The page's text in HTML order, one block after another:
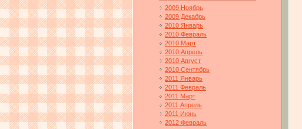
2009 Ноябрь
2009 Декабрь
2010 Январь
2010 Февраль
2010 Март
2010 Апрель
2010 Август
2010 Сентябрь
2011 Январь
2011 Февраль
2011 Март
2011 Апрель
2011 Июнь
2012 Февраль